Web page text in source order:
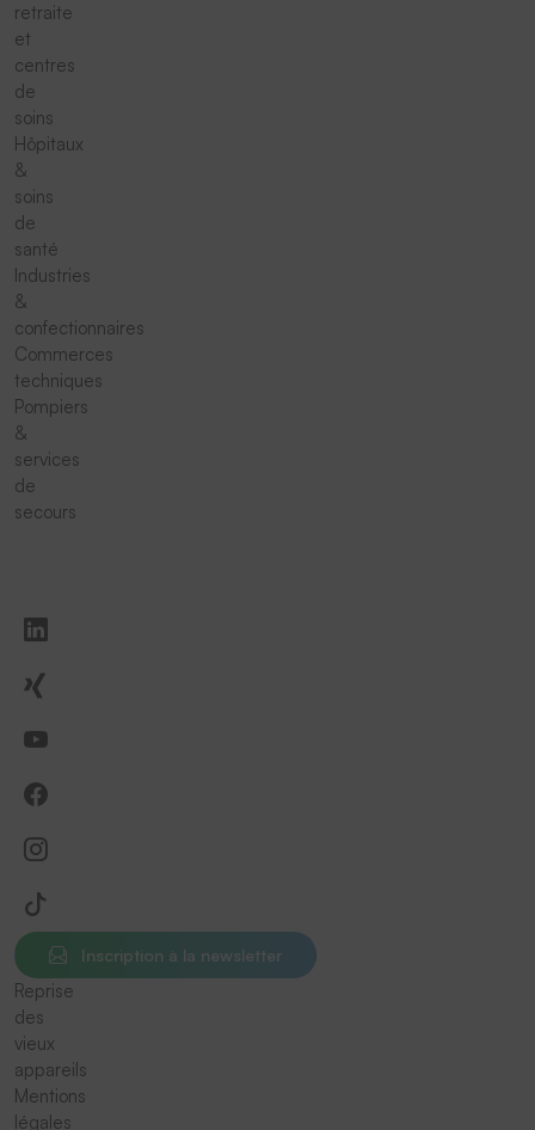
retraite
et
centres
de
soins
Hôpitaux
&
soins
de
santé
Industries
&
confectionnaires
Commerces
techniques
Pompiers
&
services
de
secours
Inscription à la newsletter
Reprise
des
vieux
appareils
Mentions
légales